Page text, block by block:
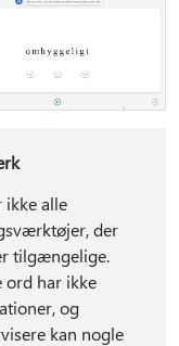
ikke alle
der
tilgængelige.
ord har ikke
og
kan nogle